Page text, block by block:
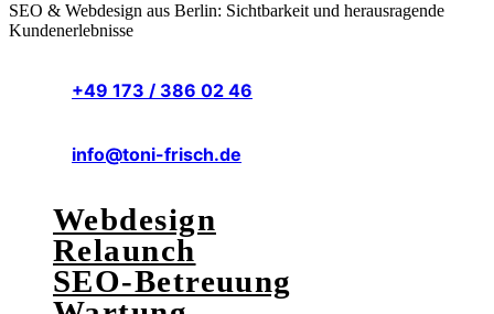
SEO & Webdesign aus Berlin: Sichtbarkeit und herausragende
Kundenerlebnisse
+49 173 / 386 02 46
info@toni-frisch.de
Webdesign
Relaunch
SEO-Betreuung